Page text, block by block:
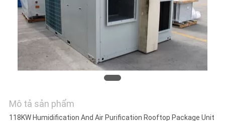
YÊU
CẦU
BÁO
GIÁ
NEWS
Mô tả sản phẩm
118KW Humidification And Air Purification Rooftop Package Unit